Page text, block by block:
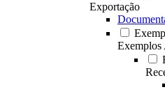
Exportação
Exemplos